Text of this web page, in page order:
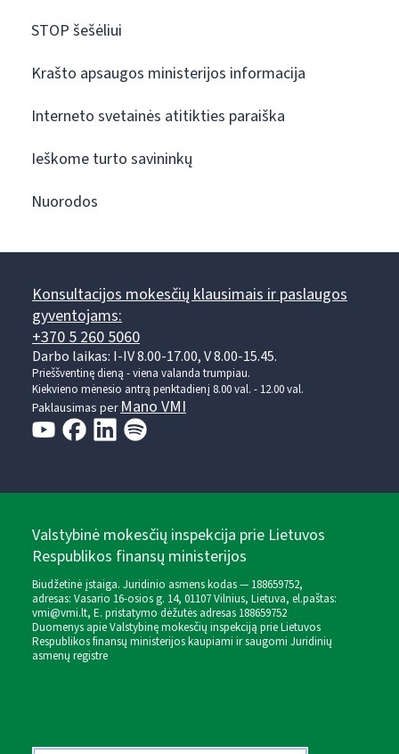
STOP šešėliui
Krašto apsaugos ministerijos informacija
Interneto svetainės atitikties paraiška
Ieškome turto savininkų
Nuorodos
Konsultacijos mokesčių klausimais ir paslaugos
gyventojams:
+370 5 260 5060
Darbo laikas: I-IV 8.00-17.00, V 8.00-15.45.
Prieššventinę dieną - viena valanda trumpiau.
Kiekvieno mėnesio antrą penktadienį 8.00 val. - 12.00 val.
Paklausimas perMano VMI
Valstybinė mokesčių inspekcija prie Lietuvos
Respublikos finansų ministerijos
Biudžetinė įstaiga. Juridinio asmens kodas — 188659752,
adresas: Vasario 16-osios g. 14, 01107 Vilnius, Lietuva, el.paštas:
vmi@vmi.lt, E. pristatymo dėžutės adresas 188659752
Duomenys apie Valstybinę mokesčių inspekciją prie Lietuvos
Respublikos finansų ministerijos kaupiami ir saugomi Juridinių
asmenų registre